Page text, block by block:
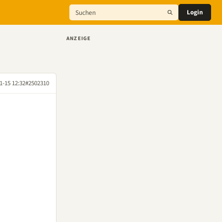
Login
15 12:32#2502310
ANZEIGE